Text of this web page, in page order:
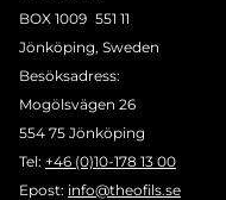
BOX 1009 551 11
Jönköping, Sweden
Besöksadress:
Mogölsvägen 26
554 75 Jönköping
Tel: +46 (0)10-178 13 00
Epost: info@theofils.se